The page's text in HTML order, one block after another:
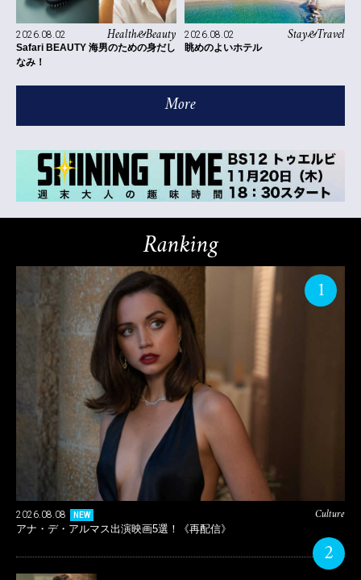
Health&Beauty
2026.08.02
Safari BEAUTY 海男のための身だし
なみ！
Stay&Travel
2026.08.02
眺めのよいホテル
More
Ranking
1
Culture
2026.08.08 NEW
アナ・デ・アルマス出演映画5選！《再配信》
2